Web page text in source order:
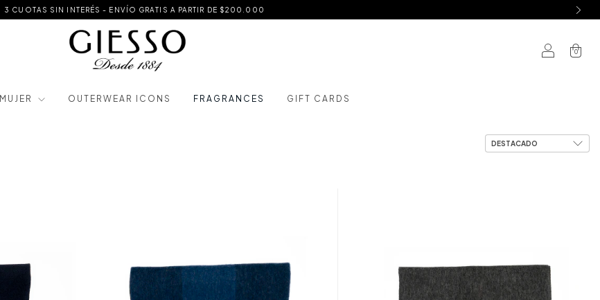
3 CUOTAS SIN INTERÉS - ENVÍO GRATIS A PARTIR DE $200.000
0
MUJER OUTERWEAR ICONS FRAGRANCES GIFT CARDS